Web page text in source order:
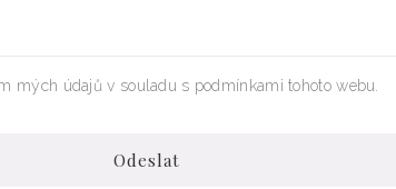
mých údajů v souladu s podmínkami tohoto webu.
Odeslat